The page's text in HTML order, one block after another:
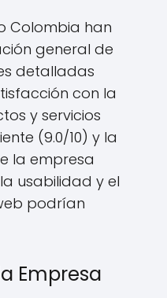
Colombia han
general de
detalladas
con la
y servicios
(9.0/10) y la
la empresa
usabilidad y el
podrían
Empresa